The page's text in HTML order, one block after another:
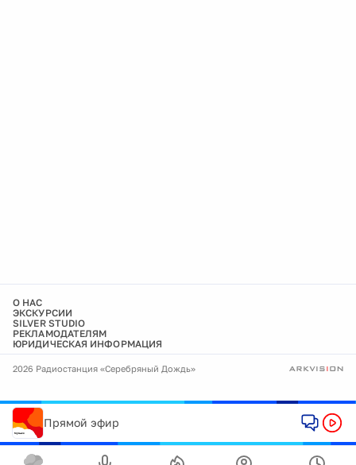
О НАС
ЭКСКУРСИИ
SILVER STUDIO
РЕКЛАМОДАТЕЛЯМ
ЮРИДИЧЕСКАЯ ИНФОРМАЦИЯ
2026 Радиостанция «Серебряный Дождь»
Прямой эфир